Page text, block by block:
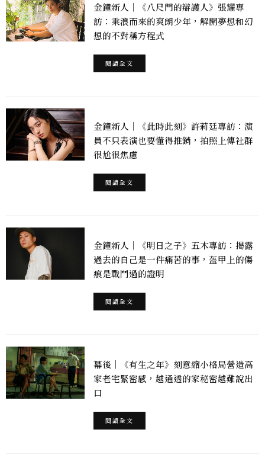
金鐘新人｜《八尺門的辯護人》張耀專
訪：乘浪而來的爽朗少年，解開夢想和幻
想的不對稱方程式
閱讀全文
金鐘新人｜《此時此刻》許莉廷專訪：演
員不只表演也要懂得推銷，拍照上傳社群
很尬很焦慮
閱讀全文
金鐘新人｜《明日之子》五木專訪：揭露
過去的自己是一件痛苦的事，盔甲上的傷
痕是戰鬥過的證明
閱讀全文
幕後｜《有生之年》刻意縮小格局營造高
家老宅緊密感，越通透的家秘密越難說出
口
閱讀全文